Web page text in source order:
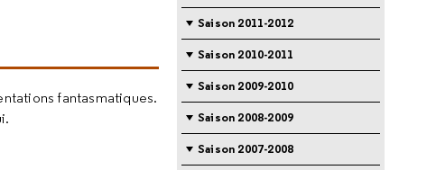
fantasmatiques.
Saison 2011-2012
Saison 2010-2011
Saison 2009-2010
Saison 2008-2009
Saison 2007-2008